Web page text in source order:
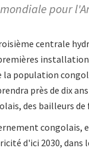
pour
centrale
la population
près de dix
des bailleurs de
congolais,
d'ici 2030,